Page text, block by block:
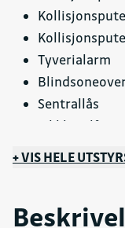
Tyverialarm
Sentrallås
Sikkhetslåser,
Nødsamtale
+ VIS HELE